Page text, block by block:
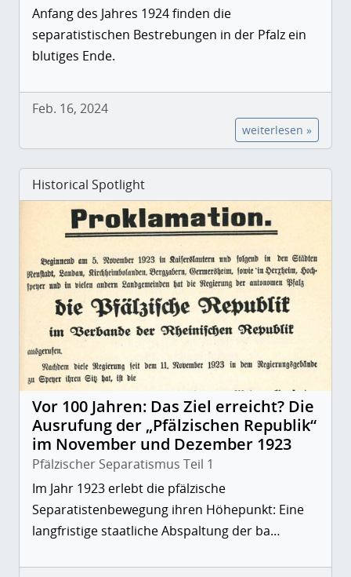
Anfang des Jahres 1924 finden die
separatistischen Bestrebungen in der Pfalz ein
blutiges Ende.
Feb. 16, 2024
weiterlesen »
Historical Spotlight
Vor 100 Jahren: Das Ziel erreicht? Die
Ausrufung der „Pfälzischen Republik“
im November und Dezember 1923
Pfälzischer Separatismus Teil 1
Im Jahr 1923 erlebt die pfälzische
Separatistenbewegung ihren Höhepunkt: Eine
langfristige staatliche Abspaltung der ba…